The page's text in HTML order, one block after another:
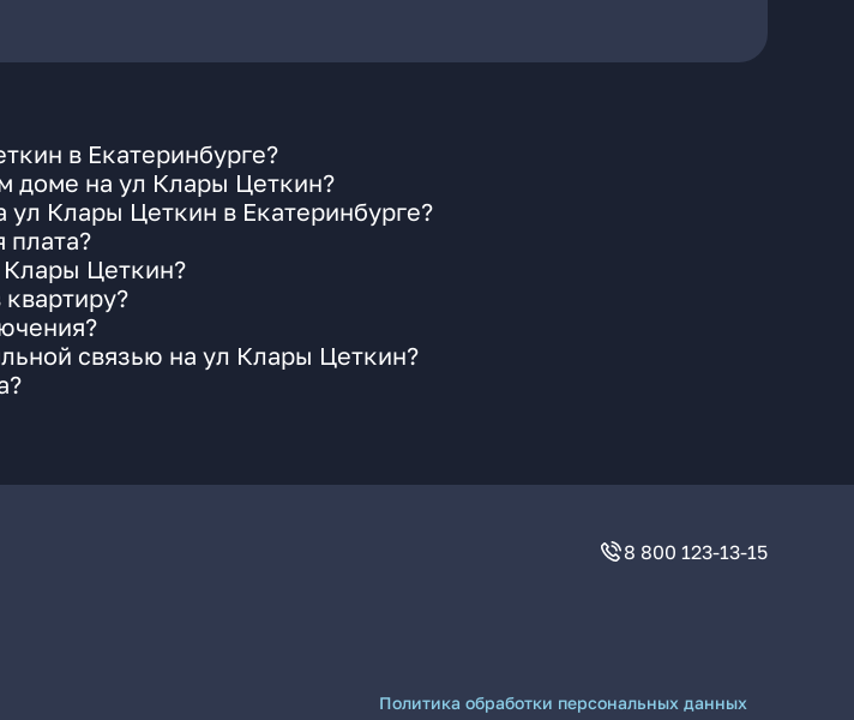
в Екатеринбурге?
доме на ул Клары Цеткин?
Клары Цеткин в Екатеринбурге?
плата?
Клары Цеткин?
связью на ул Клары Цеткин?
8 800 123-13-15
Политика обработки персональных данных